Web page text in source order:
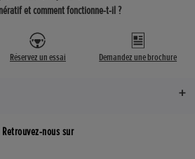
et comment fonctionne-t-il ?
Réservez un essai Demandez une brochure
Retrouvez-nous sur